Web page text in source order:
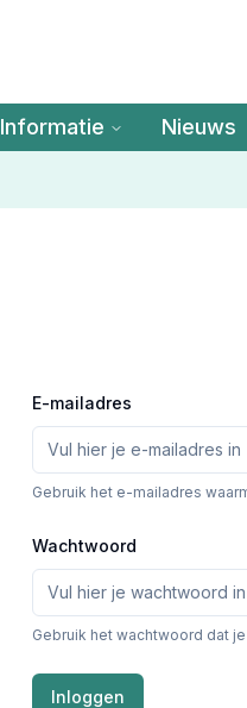
Informatie Nieuws
E-mailadres
Gebruik het e-mailadres
Wachtwoord
Gebruik het wachtwoord dat
Inloggen